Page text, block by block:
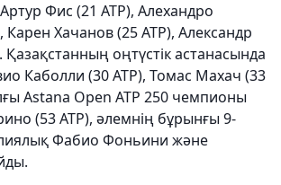
Фис (21 АТР), Алехандро
Карен Хачанов (25 АТР), Александр
Қазақстанның оңтүстік астанасында
Каболли (30 АТР), Томас Махач (33
Astana Open АТР 250 чемпионы
(53 АТР), әлемнің бұрынғы 9-
Фабио Фоньини және